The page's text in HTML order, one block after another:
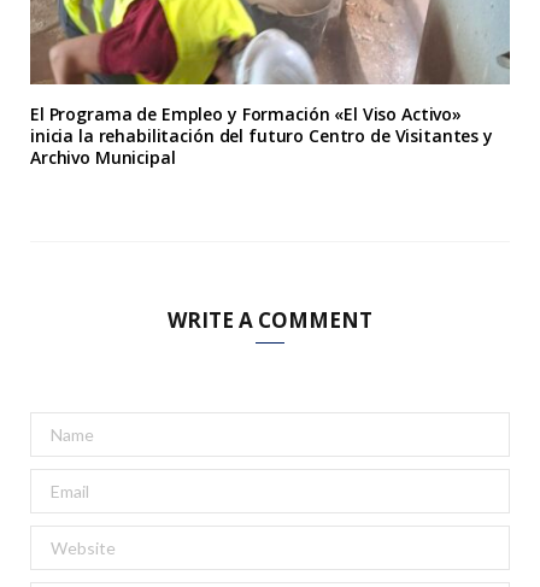
El Programa de Empleo y Formación «El Viso Activo»
inicia la rehabilitación del futuro Centro de Visitantes y
Archivo Municipal
WRITE A COMMENT